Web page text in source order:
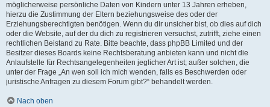
möglicherweise persönliche Daten von Kindern unter 13 Jahren erheben,
hierzu die Zustimmung der Eltern beziehungsweise des oder der
Erziehungsberechtigten benötigen. Wenn du dir unsicher bist, ob dies auf dich
oder die Website, auf der du dich zu registrieren versuchst, zutrifft, ziehe einen
rechtlichen Beistand zu Rate. Bitte beachte, dass phpBB Limited und der
Besitzer dieses Boards keine Rechtsberatung anbieten kann und nicht die
Anlaufstelle für Rechtsangelegenheiten jeglicher Art ist; außer solchen, die
unter der Frage „An wen soll ich mich wenden, falls es Beschwerden oder
juristische Anfragen zu diesem Forum gibt?“ behandelt werden.
Nach oben